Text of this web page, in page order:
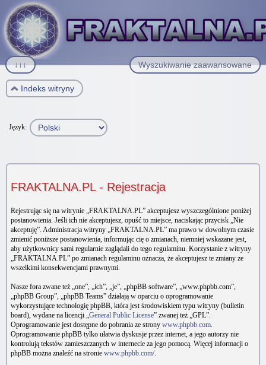
Wyszukiwanie zaawansowane
↓↓↓
Indeks witryny
Język:
FRAKTALNA.PL - Rejestracja
Rejestrując się na witrynie „FRAKTALNA.PL” akceptujesz wyszczególnione poniżej
postanowienia. Jeśli ich nie akceptujesz, opuść to miejsce, naciskając przycisk „Nie
akceptuję”. Administracja witryny „FRAKTALNA.PL” ma prawo w dowolnym czasie
zmienić poniższe postanowienia, informując cię o zmianach, niemniej wskazane jest,
aby użytkownicy sami regularnie zaglądali do tego regulaminu. Korzystanie z witryny
„FRAKTALNA.PL” po zmianach regulaminu oznacza, że akceptujesz te zmiany ze
wszelkimi konsekwencjami prawnymi.
Nasze fora zwane też „one”, „ich”, „je”, „phpBB software”, „www.phpbb.com”,
„phpBB Group”, „phpBB Teams” działają w oparciu o oprogramowanie
wykorzystujące technologię phpBB, która jest środowiskiem typu witryny (bulletin
board), wydane na licencji „General Public License” zwanej też „GPL”.
Oprogramowanie jest dostępne do pobrania ze strony www.phpbb.com.
Oprogramowanie phpBB tylko ułatwia dyskusje przez internet, a jego autorzy nie
kontrolują tekstów zamieszczanych w internecie za jego pomocą. Więcej informacji o
phpBB można znaleźć na stronie www.phpbb.com/.